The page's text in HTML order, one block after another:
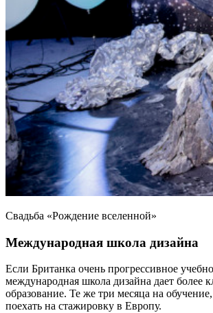
Свадьба «Рождение вселенной»
Международная школа дизайна
Если Британка очень прогрессивное
международная школа дизайна дает более
образование. Те же три месяца на
поехать на стажировку в Европу.